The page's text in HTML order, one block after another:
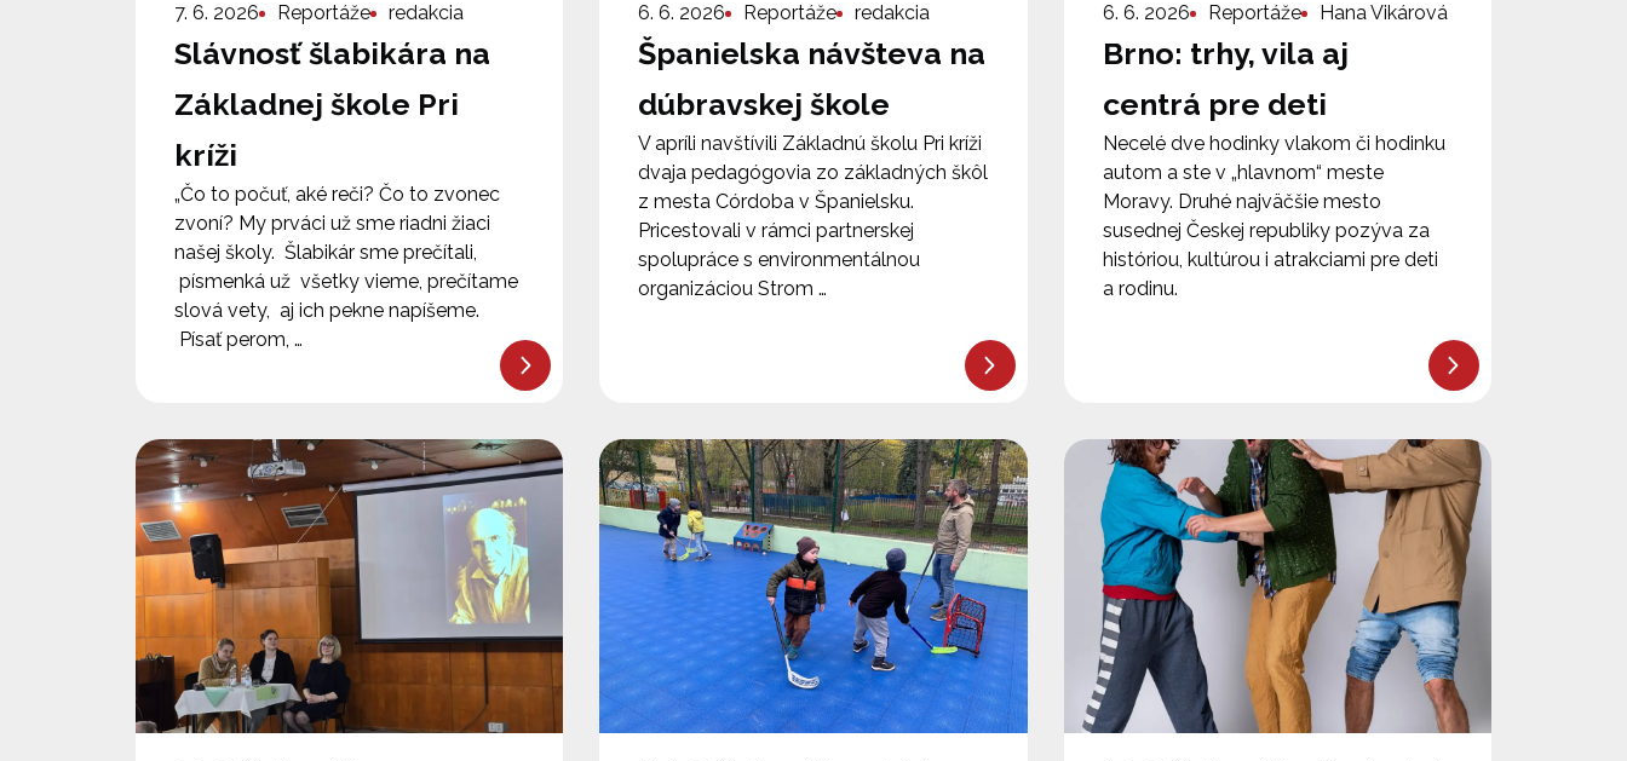
7. 6. 2026 Reportáže redakcia
Slávnosť šlabikára na
Základnej škole Pri
kríži
„Čo to počuť, aké reči? Čo to zvonec
zvoní? My prváci už sme riadni žiaci
našej školy. Šlabikár sme prečítali,
písmenká už všetky vieme, prečítame
slová vety, aj ich pekne napíšeme.
Písať perom, …
6. 6. 2026 Reportáže redakcia
Španielska návšteva na
dúbravskej škole
V apríli navštívili Základnú školu Pri kríži
dvaja pedagógovia zo základných škôl
z mesta Córdoba v Španielsku.
Pricestovali v rámci partnerskej
spolupráce s environmentálnou
organizáciou Strom …
6. 6. 2026 Reportáže Hana Vikárová
Brno: trhy, vila aj
centrá pre deti
Necelé dve hodinky vlakom či hodinku
autom a ste v „hlavnom“ meste
Moravy. Druhé najväčšie mesto
susednej Českej republiky pozýva za
históriou, kultúrou i atrakciami pre deti
a rodinu.